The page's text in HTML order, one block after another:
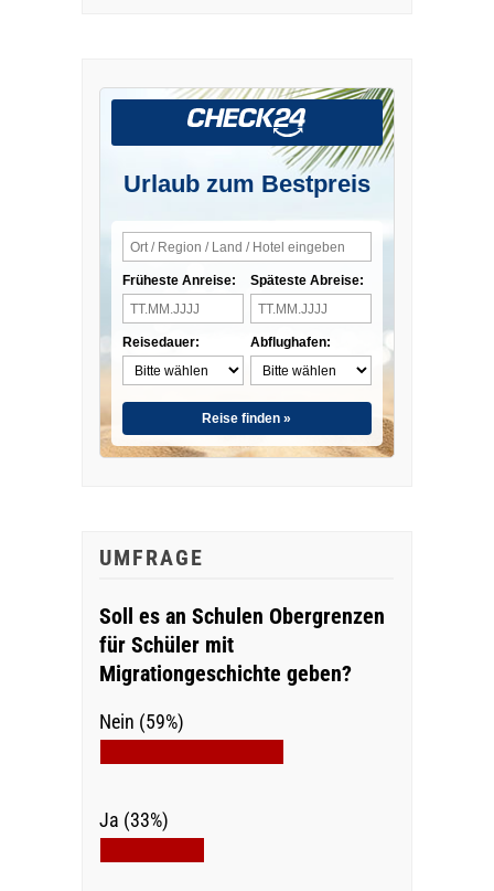
Urlaub zum Bestpreis
Früheste Anreise:
Reisedauer:
Späteste Abreise:
Abflughafen:
Reise finden »
UMFRAGE
Soll es an Schulen Obergrenzen
für Schüler mit
Migrationgeschichte geben?
Nein (59%)
Ja (33%)